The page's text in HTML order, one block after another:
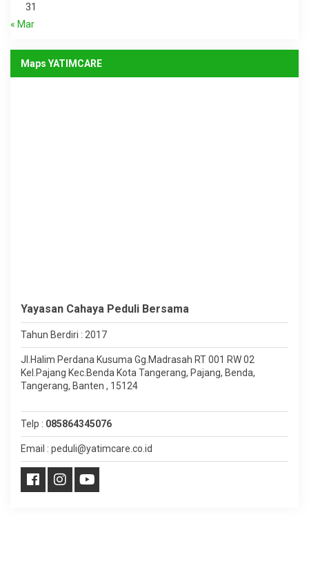
31
« Mar
Maps YATIMCARE
Yayasan Cahaya Peduli Bersama
Tahun Berdiri : 2017
Jl.Halim Perdana Kusuma Gg.Madrasah RT 001 RW 02
Kel.Pajang Kec.Benda Kota Tangerang, Pajang, Benda,
Tangerang, Banten , 15124
Telp : 085864345076
Email : peduli@yatimcare.co.id